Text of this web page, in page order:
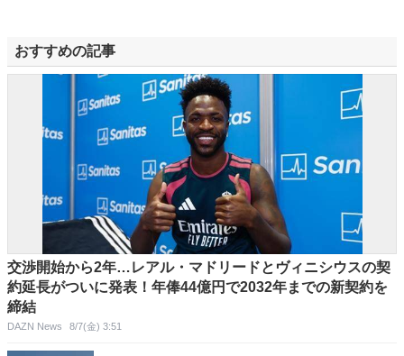
おすすめの記事
交渉開始から2年…レアル・マドリードとヴィニシウスの契
約延長がついに発表！年俸44億円で2032年までの新契約を
締結
DAZN News 8/7(金) 3:51